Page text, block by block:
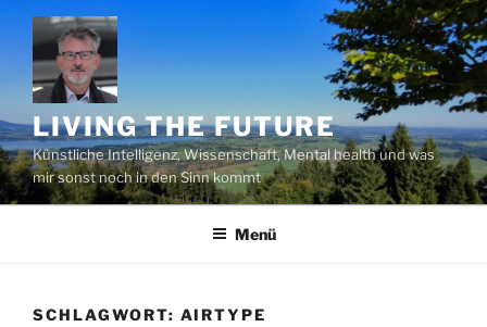
Zum
Inhalt
springen
LIVING THE FUTURE
Künstliche Intelligenz, Wissenschaft, Mental health und was
mir sonst noch in den Sinn kommt
Menü
SCHLAGWORT: AIRTYPE